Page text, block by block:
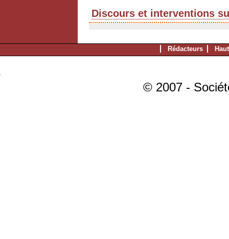
Discours et interventions
Rédacteurs
© 2007 -